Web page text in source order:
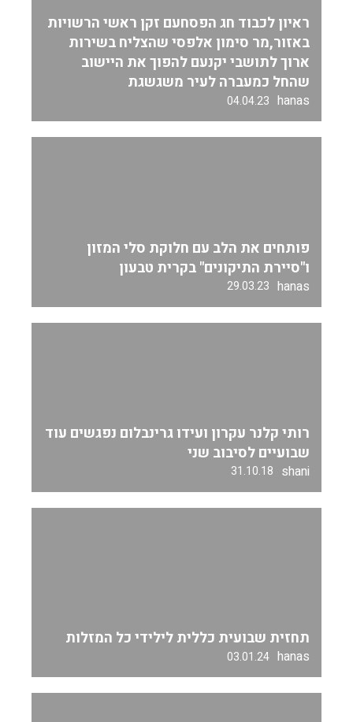
ראיון לכבוד חג הפסחעם זקן ראשי הרשויות
באזור,מר סימון אלפסי שהצליח בשירות
ארוך לתושבי יקנעם להפוך את היישוב
שהחל כמעברה לעיר משגשגת
hanas
04.04.23
פותחים את הלב עם חלוקת סלי המזון
ו"סיירת התיקונים" בקרית טבעון
hanas
29.03.23
רותי קלנר עקרון ועידו גרינבלום נפגשים עוד
שבועיים לסיבוב שני
shani
31.10.18
תחזית שבועית כללית לילידי כל המזלות
hanas
03.01.24